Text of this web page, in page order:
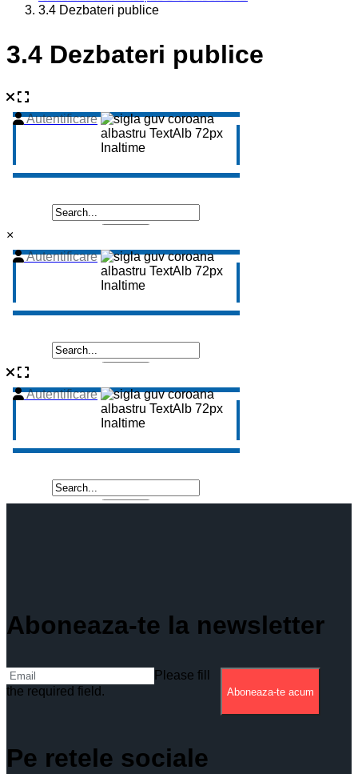
3.4 Dezbateri publice
3.4 Dezbateri publice
×
Aboneaza-te la newsletter
Please fill
the required field.
Aboneaza-te acum
Pe retele sociale